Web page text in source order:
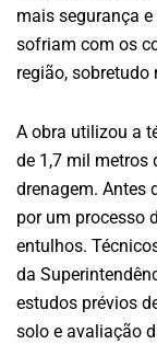
mais segurança
sofriam com os
região, sobretudo
A obra utilizou a
de 1,7 mil metros
drenagem. Antes
por um processo
entulhos.
da
estudos prévios
solo e avaliação